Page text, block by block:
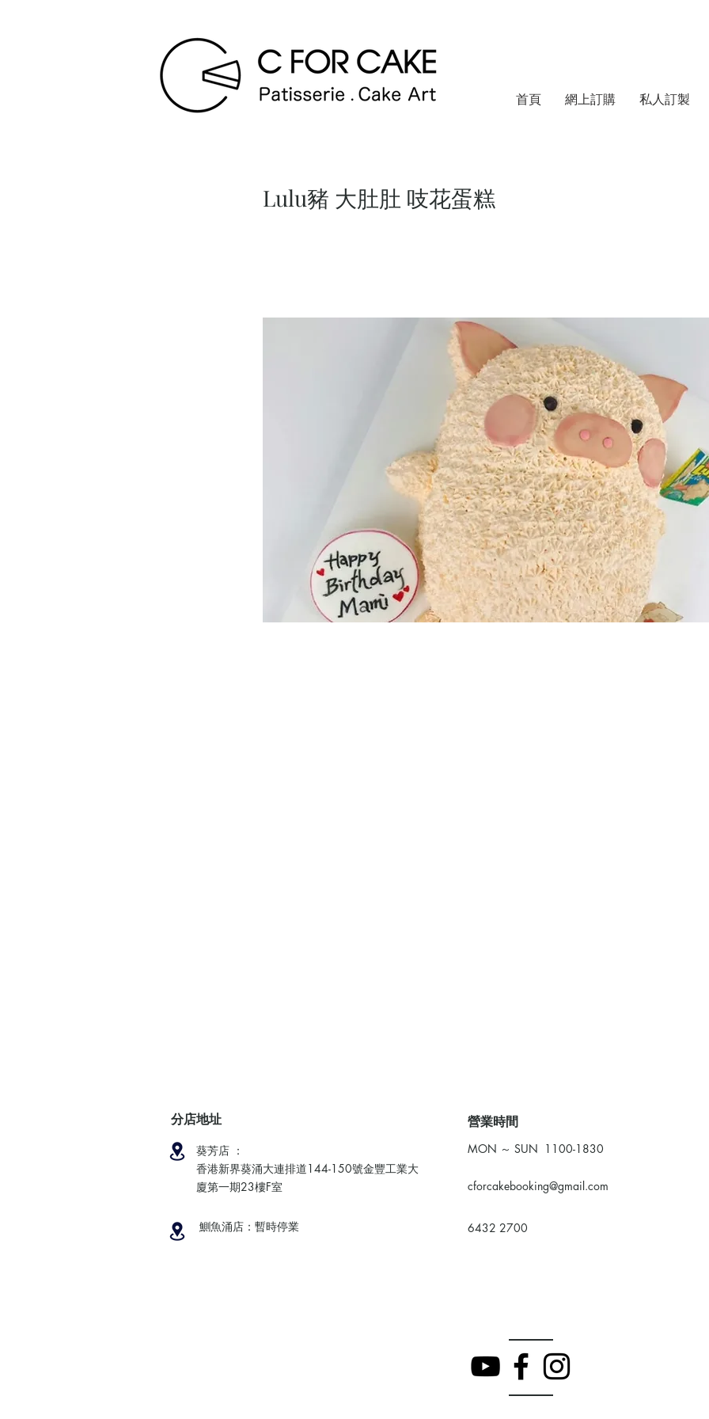
首頁 網上訂購 私人訂製
Lulu豬 大肚肚 吱花蛋糕
分店地址
葵芳店 ：
香港新界葵涌大連排道144-150號金豐工業大
廈第一期23樓F室
鰂魚涌店：暫時停業
​營業時間
MON ～ SUN 1100-1830
cforcakebooking@gmail.com
6432 2700